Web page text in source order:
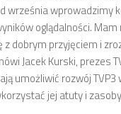
września wprowadzimy
oglądalności. Mam
z dobrym przyjęciem i
Jacek Kurski, prezes
umożliwić rozwój
jej atuty i